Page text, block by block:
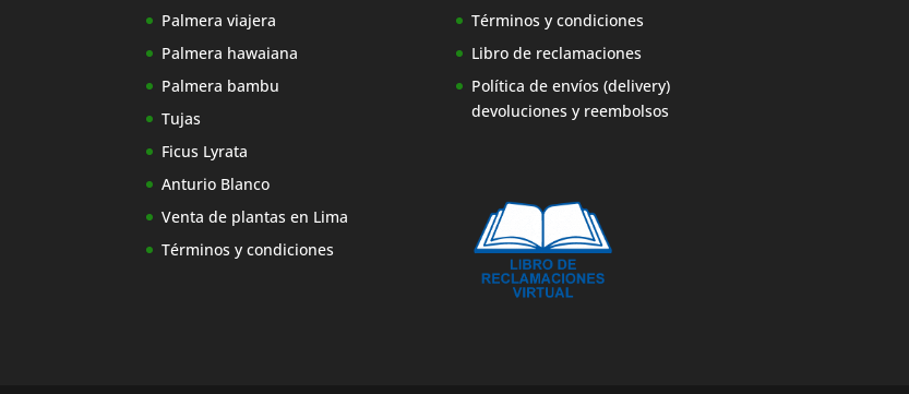
Palmera viajera
Palmera hawaiana
Palmera bambu
Tujas
Ficus Lyrata
Anturio Blanco
Venta de plantas en Lima
Términos y condiciones
Términos y condiciones
Libro de reclamaciones
Política de envíos (delivery)
devoluciones y reembolsos